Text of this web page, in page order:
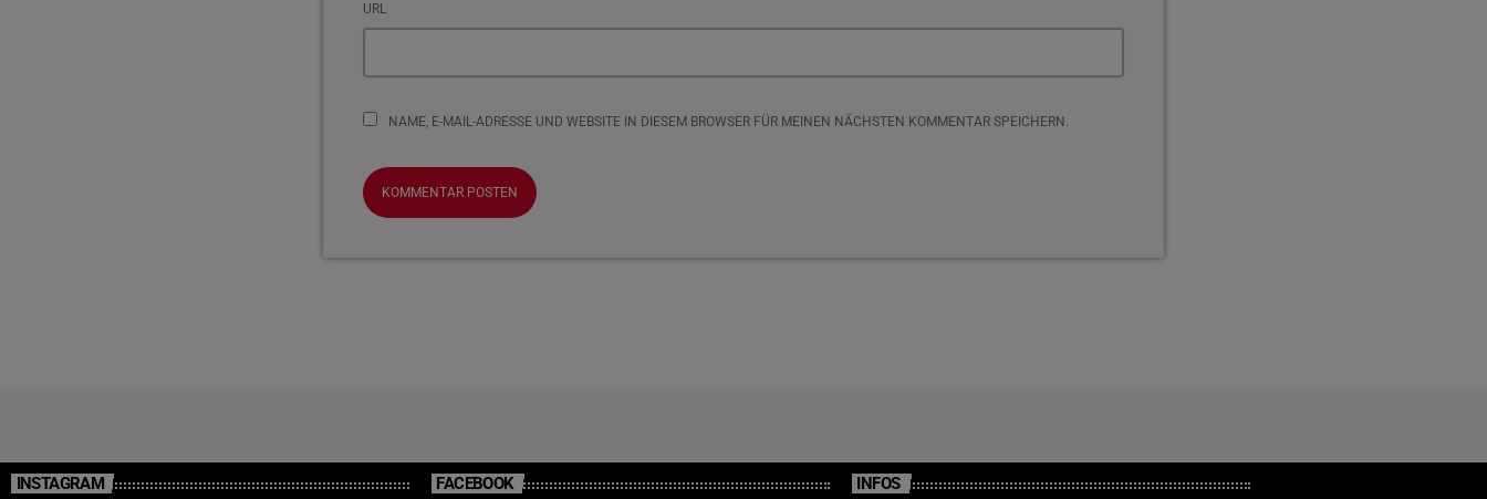
URL
NAME, E-MAIL-ADRESSE UND WEBSITE IN DIESEM BROWSER FÜR MEINEN NÄCHSTEN KOMMENTAR SPEICHERN.
INSTAGRAM FACEBOOK INFOS